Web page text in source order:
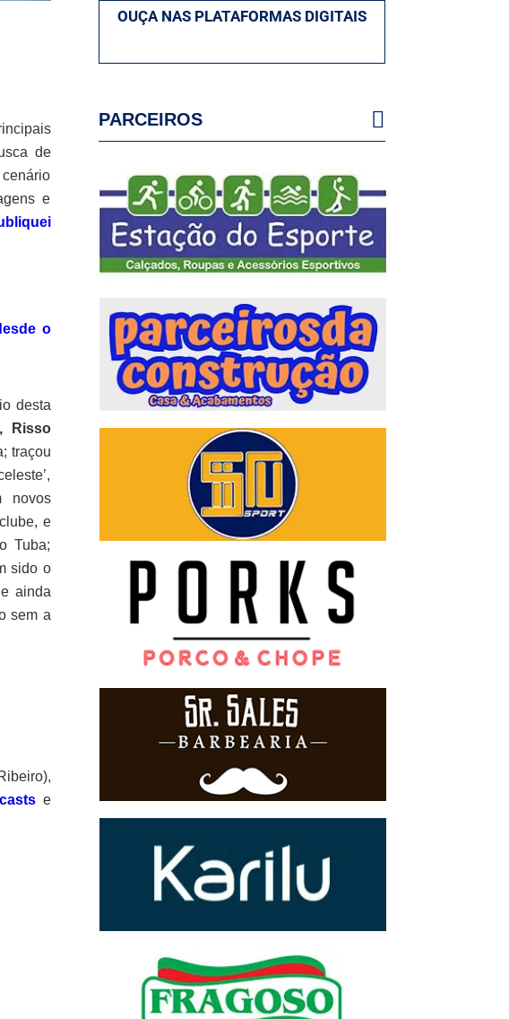
de
cenário
e
o
desta
Risso
traçou
novos
e
Tuba;
sido o
ainda
sem a
e
OUÇA NAS PLATAFORMAS DIGITAIS
PARCEIROS